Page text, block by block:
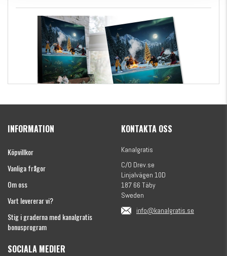
(julkalender)
INFORMATION
Köpvillkor
Vanliga frågor
Om oss
Vart levererar vi?
Stig i graderna med kanalgratis
bonusprogram
KONTAKTA OSS
Kanalgratis
C/O Drev.se
Linjalvägen 10D
187 66 Täby
Sweden
info@kanalgratis.se
SOCIALA MEDIER